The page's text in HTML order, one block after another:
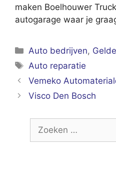
maken Boelhouwer
autogarage waar je
Categorieën
Auto bedrijven,
Tags
Auto reparatie
Vemeko
Visco Den Bosch
naar: